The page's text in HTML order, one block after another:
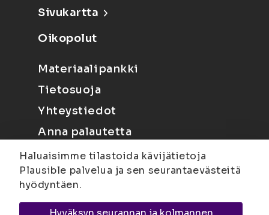
Sivukartta
Oikopolut
Materiaalipankki
Tietosuoja
Yhteystiedot
Anna palautetta
Haluaisimme tilastoida kävijätietoja
Plausible palvelua ja sen seurantaevästeitä
hyödyntäen.